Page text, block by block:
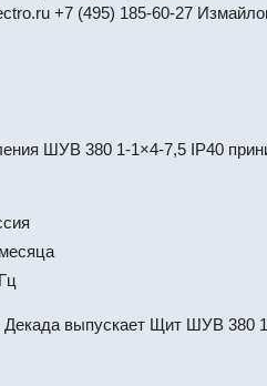
+7 (495) 185-60-27
ШУВ 380 1-1×4-7,5 IP40
выпускает Щит ШУВ 380